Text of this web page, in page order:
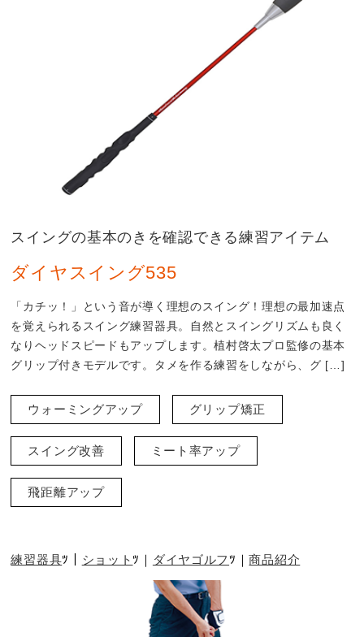
スイングの基本のきを確認できる練習アイテム
ダイヤスイング535
「カチッ！」という音が導く理想のスイング！理想の最加速点
を覚えられるスイング練習器具。自然とスイングリズムも良く
なりヘッドスピードもアップします。植村啓太プロ監修の基本
グリップ付きモデルです。タメを作る練習をしながら、グ […]
ウォーミングアップ グリップ矯正
スイング改善 ミート率アップ
飛距離アップ
練習器具 ショット ダイヤゴルフ 商品紹介